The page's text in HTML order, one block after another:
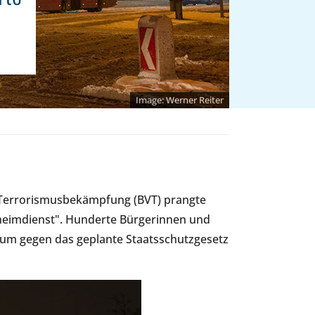
Werner Reiter
(BVT) prangte
Hunderte Bürgerinnen und
gegen das geplante Staatsschutzgesetz